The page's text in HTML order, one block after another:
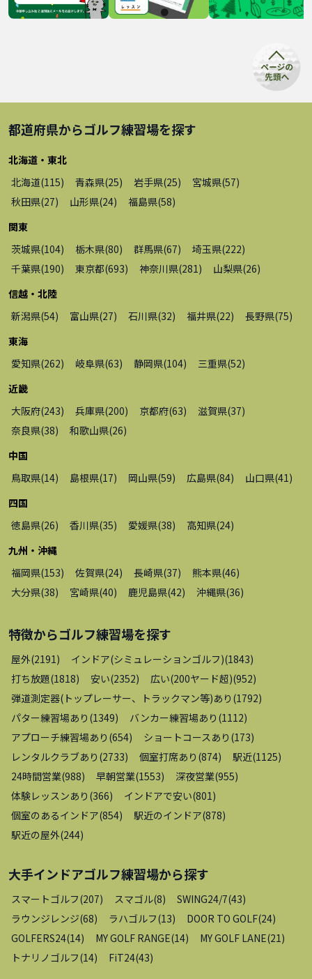
都道府県からゴルフ練習場を探す
北海道・東北
北海道(115) 青森県(25) 岩手県(25) 宮城県(57)
秋田県(27) 山形県(24) 福島県(58)
関東
茨城県(104) 栃木県(80) 群馬県(67) 埼玉県(222)
千葉県(190) 東京都(693) 神奈川県(281 ) 山梨県(26)
信越・北陸
新潟県(54) 富山県(27) 石川県(32) 福井県(22) 長野県(75)
東海
愛知県(262) 岐阜県(63) 静岡県(104) 三重県(52)
近畿
大阪府(243) 兵庫県(200) 京都府(63) 滋賀県(37)
奈良県(38) 和歌山県(26)
中国
鳥取県(14) 島根県(17) 岡山県(59) 広島県(84) 山口県(41 )
四国
徳島県(26) 香川県(35) 愛媛県(38) 高知県(24)
九州・沖縄
福岡県(153) 佐賀県(24) 長崎県(37) 熊本県(46)
大分県(38) 宮崎県(40) 鹿児島県(42) 沖縄県(36)
特徴からゴルフ練習場を探す
屋外(2191 ) インドア(シミュレーションゴルフ)(1843)
打ち放題(1818) 安い(2352) 広い(200ヤード超)(952)
弾道測定器(トップレーサー、トラックマン等)あり (1792)
パター練習場あり (1349) バンカー練習場あり (1112)
アプローチ練習場あり (654) ショートコースあり (173)
レンタルクラブあり (2733) 個室打席あり (874) 駅近(1125)
24時間営業(988) 早朝営業(1553) 深夜営業(955)
体験レッスンあり (366) インドアで安い(801 )
個室のあるインドア(854) 駅近のインドア(878)
駅近の屋外(244)
大手インドアゴルフ練習場から探す
スマートゴルフ(207) スマゴル(8) SWING24/7(43)
ラウンジレンジ(68) ラハゴルフ(13) DOOR TO GOLF(24)
GOLFERS24(14) MY GOLF RANGE(14) MY GOLF LANE(21 )
トナリノゴルフ(14) FiT24(43)